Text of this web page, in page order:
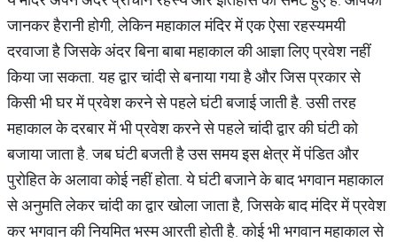
जानकर हैरानी होगी, लेकिन महाकाल मंदिर में एक ऐसा रहस्यमयी
दरवाजा है जिसके अंदर बिना बाबा महाकाल की आज्ञा लिए प्रवेश नहीं
किया जा सकता. यह द्वार चांदी से बनाया गया है और जिस प्रकार से
किसी भी घर में प्रवेश करने से पहले घंटी बजाई जाती है. उसी तरह
महाकाल के दरबार में भी प्रवेश करने से पहले चांदी द्वार की घंटी को
बजाया जाता है. जब घंटी बजती है उस समय इस क्षेत्र में पंडित और
पुरोहित के अलावा कोई नहीं होता. ये घंटी बजाने के बाद भगवान महाकाल
से अनुमति लेकर चांदी का द्वार खोला जाता है, जिसके बाद मंदिर में प्रवेश
कर भगवान की नियमित भस्म आरती होती है. कोई भी भगवान महाकाल से